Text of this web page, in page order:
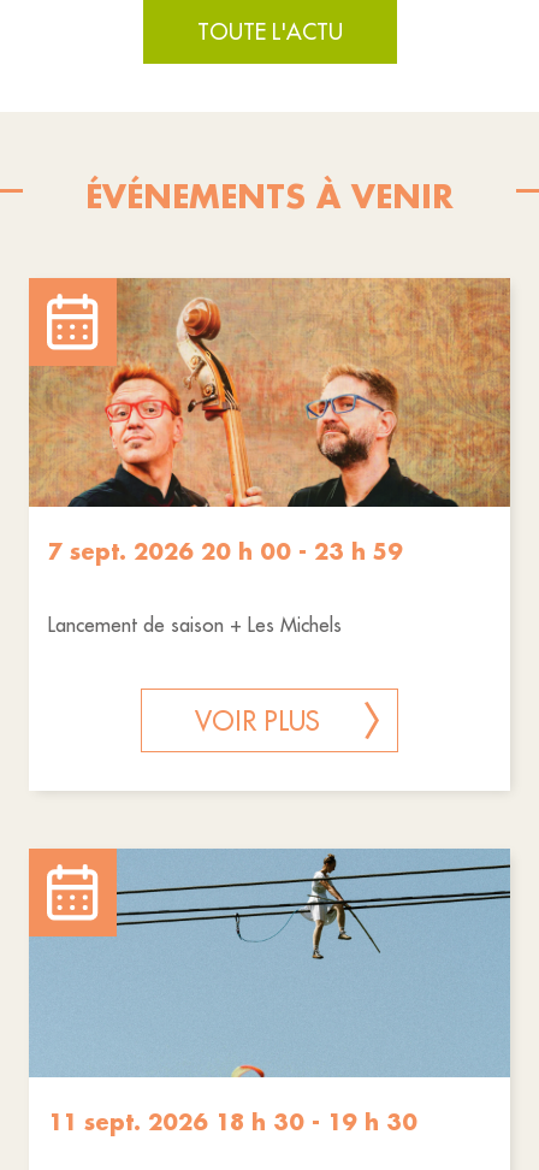
TOUTE L'ACTU
ÉVÉNEMENTS À VENIR
7 sept. 2026 20 h 00 - 23 h 59
Lancement de saison + Les Michels
VOIR PLUS
11 sept. 2026 18 h 30 - 19 h 30